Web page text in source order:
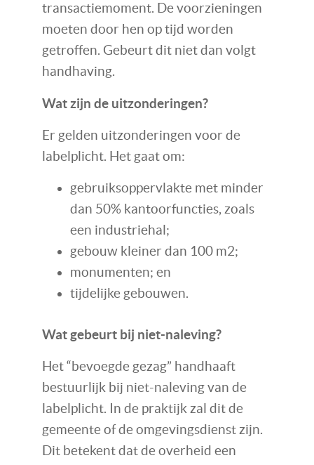
transactiemoment. De voorzieningen
moeten door hen op tijd worden
getroffen. Gebeurt dit niet dan volgt
handhaving.
Wat zijn de uitzonderingen?
Er gelden uitzonderingen voor de
labelplicht. Het gaat om:
gebruiksoppervlakte met minder
dan 50% kantoorfuncties, zoals
een industriehal;
gebouw kleiner dan 100 m2;
monumenten; en
tijdelijke gebouwen.
Wat gebeurt bij niet-naleving?
Het “bevoegde gezag” handhaaft
bestuurlijk bij niet-naleving van de
labelplicht. In de praktijk zal dit de
gemeente of de omgevingsdienst zijn.
Dit betekent dat de overheid een